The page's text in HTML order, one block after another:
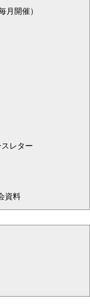
月開催）
レター
資料